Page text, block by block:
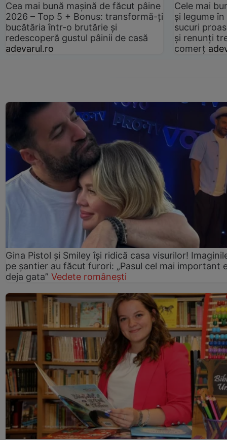
Cea mai bună mașină de făcut pâine
2026 – Top 5 + Bonus: transformă-ți
bucătăria într-o brutărie și
redescoperă gustul pâinii de casă
adevarul.ro
Cele mai
și legume
sucuri
și renunți
comerț
Gina Pistol și Smiley își ridică casa visurilor!
pe șantier au făcut furori: „Pasul cel mai important
deja gata” Vedete românești